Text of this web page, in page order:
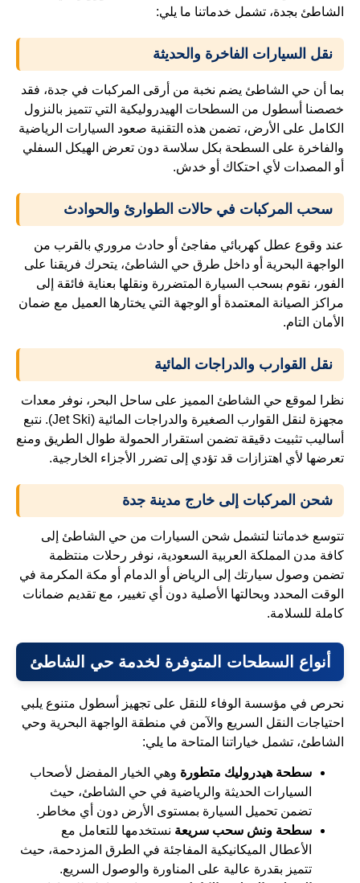
الشاطئ بجدة، تشمل خدماتنا ما يلي:
نقل السيارات الفاخرة والحديثة
بما أن حي الشاطئ يضم نخبة من أرقى المركبات في جدة، فقد
خصصنا أسطول من السطحات الهيدروليكية التي تتميز بالنزول
الكامل على الأرض، تضمن هذه التقنية صعود السيارات الرياضية
والفاخرة على السطحة بكل سلاسة دون تعرض الهيكل السفلي
أو المصدات لأي احتكاك أو خدش.
سحب المركبات في حالات الطوارئ والحوادث
عند وقوع عطل كهربائي مفاجئ أو حادث مروري بالقرب من
الواجهة البحرية أو داخل طرق حي الشاطئ، يتحرك فريقنا على
الفور، نقوم بسحب السيارة المتضررة ونقلها بعناية فائقة إلى
مراكز الصيانة المعتمدة أو الوجهة التي يختارها العميل مع ضمان
الأمان التام.
نقل القوارب والدراجات المائية
نظرا لموقع حي الشاطئ المميز على ساحل البحر، نوفر معدات
مجهزة لنقل القوارب الصغيرة والدراجات المائية (Jet Ski). نتبع
أساليب تثبيت دقيقة تضمن استقرار الحمولة طوال الطريق ومنع
تعرضها لأي اهتزازات قد تؤدي إلى تضرر الأجزاء الخارجية.
شحن المركبات إلى خارج مدينة جدة
تتوسع خدماتنا لتشمل شحن السيارات من حي الشاطئ إلى
كافة مدن المملكة العربية السعودية، نوفر رحلات منتظمة
تضمن وصول سيارتك إلى الرياض أو الدمام أو مكة المكرمة في
الوقت المحدد وبحالتها الأصلية دون أي تغيير، مع تقديم ضمانات
كاملة للسلامة.
أنواع السطحات المتوفرة لخدمة حي الشاطئ
نحرص في مؤسسة الوفاء للنقل على تجهيز أسطول متنوع يلبي
احتياجات النقل السريع والآمن في منطقة الواجهة البحرية وحي
الشاطئ، تشمل خياراتنا المتاحة ما يلي:
سطحة هيدروليك متطورة وهي الخيار المفضل لأصحاب
السيارات الحديثة والرياضية في حي الشاطئ، حيث
تضمن تحميل السيارة بمستوى الأرض دون أي مخاطر.
سطحة ونش سحب سريعة نستخدمها للتعامل مع
الأعطال الميكانيكية المفاجئة في الطرق المزدحمة، حيث
تتميز بقدرة عالية على المناورة والوصول السريع.